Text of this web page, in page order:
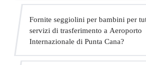
di prenotazione.
servizi executive e VIP. Puoi richiederne
della prenotazione.
Fornite seggiolini per bambini per
servizi di trasferimento a Aeroporto
Internazionale di Punta Cana?